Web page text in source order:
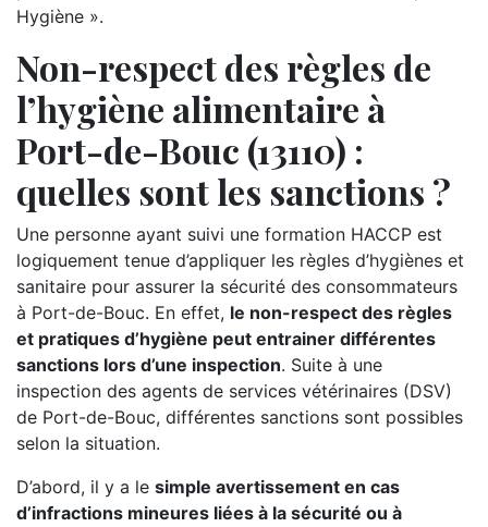
Hygiène ».
Non-respect des règles de
l’hygiène alimentaire à
Port-de-Bouc (13110) :
quelles sont les sanctions ?
Une personne ayant suivi une formation HACCP est
logiquement tenue d’appliquer les règles d’hygiènes et
sanitaire pour assurer la sécurité des consommateurs
à Port-de-Bouc. En effet, le non-respect des règles
et pratiques d’hygiène peut entrainer différentes
sanctions lors d’une inspection. Suite à une
inspection des agents de services vétérinaires (DSV)
de Port-de-Bouc, différentes sanctions sont possibles
selon la situation.
D’abord, il y a le simple avertissement en cas
d’infractions mineures liées à la sécurité ou à